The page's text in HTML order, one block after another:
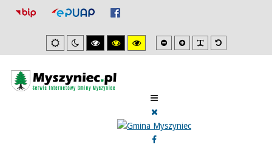
Ustawienia
domyslne
Tryb
nocny
Wysoki
kontrast
Wysoki
kontrast
Wysoki
kontrast
Mniejsza
czcionka
Zwiększona
czcionka
Domyślna
czcionka